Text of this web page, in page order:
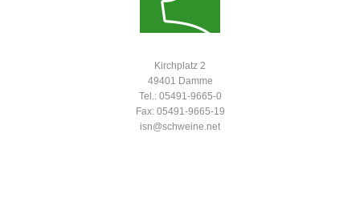
Kirchplatz 2
49401 Damme
Tel.: 05491-9665-0
Fax: 05491-9665-19
isn@schweine.net